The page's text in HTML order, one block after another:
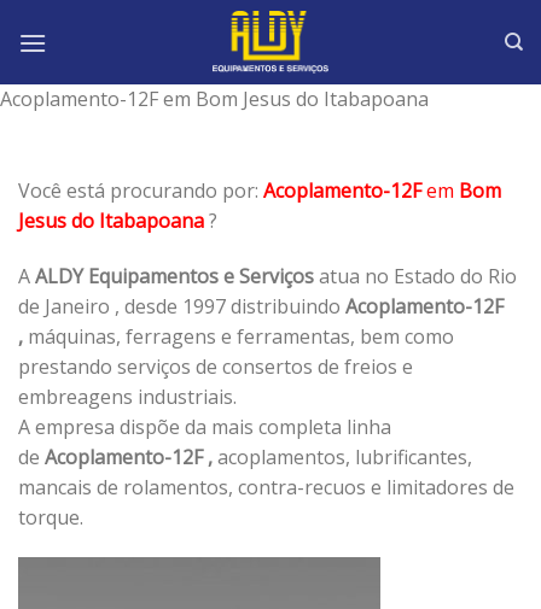
Acoplamento-12F em Bom Jesus do Itabapoana
Você está procurando por: Acoplamento-12Fem Bom
Jesus do Itabapoana?
AALDY Equipamentos e Serviçosatua no Estado do Rio
de Janeiro , desde 1997 distribuindo Acoplamento-12F
, máquinas, ferragens e ferramentas, bem como
prestando serviços de consertos de freios e
embreagens industriais.
A empresa dispõe da mais completa linha
de Acoplamento-12F ,acoplamentos, lubrificantes,
mancais de rolamentos, contra-recuos e limitadores de
torque.